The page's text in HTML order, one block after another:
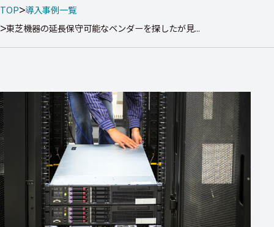
TOP 導入事例一覧
東芝機器の延長保守可能なベンダーを探したが見...